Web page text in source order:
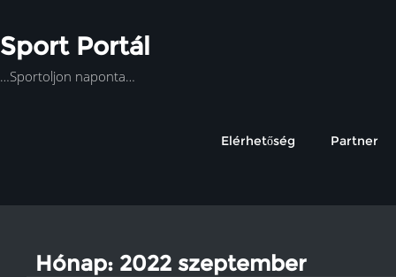
Sport Portál
…Sportoljon naponta…
Elérhetőség Partner
Hónap: 2022 szeptember